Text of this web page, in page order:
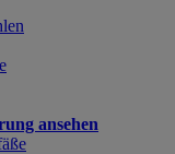
ansehen